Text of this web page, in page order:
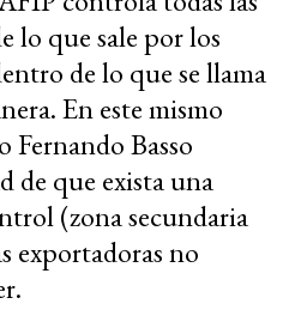
lo que sale por los
de lo que se llama
En este mismo
Basso
de que exista una
(zona secundaria
exportadoras no